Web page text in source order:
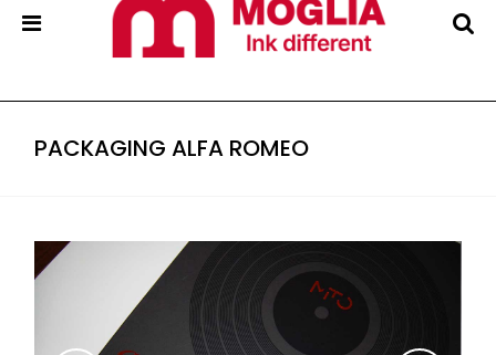
PACKAGING ALFA ROMEO